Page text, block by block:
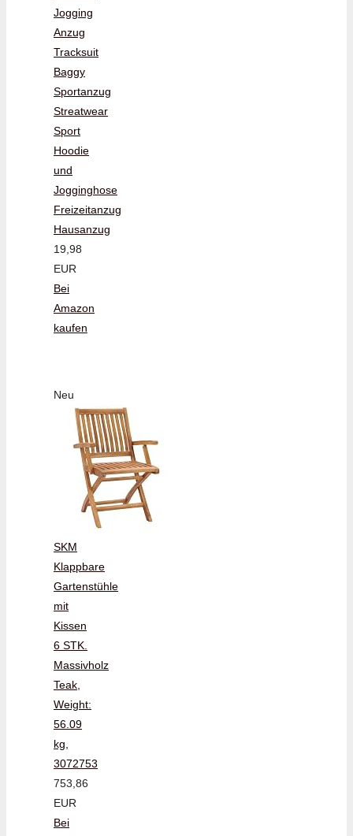
Jogging
Anzug
Tracksuit
Baggy
Sportanzug
Streatwear
Sport
Hoodie
und
Jogginghose
Freizeitanzug
Hausanzug
19,98
EUR
Bei
Amazon
kaufen
Neu
SKM
Klappbare
Gartenstühle
mit
Kissen
6 STK.
Massivholz
Teak,
Weight:
56.09
kg,
3072753
753,86
EUR
Bei